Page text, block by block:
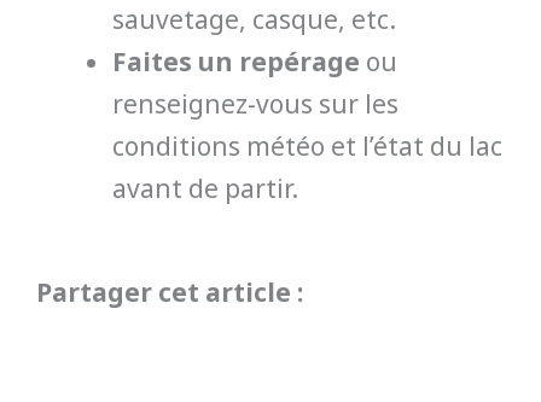
sauvetage, casque, etc.
Faites un repérage ou
renseignez-vous sur les
conditions météo et l’état du lac
avant de partir.
Partager cet article :